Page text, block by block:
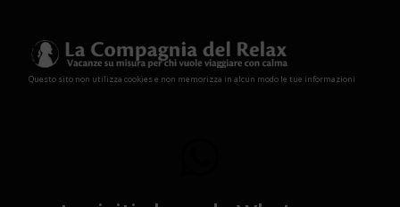
Questo sito non utilizza cookies e non memorizza in alcun modo le tue informazioni